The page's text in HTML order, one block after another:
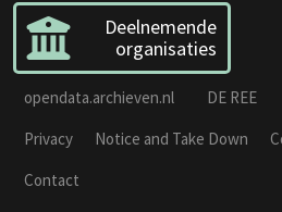
Deelnemende
organisaties
opendata.archieven.nl DE REE
Privacy
Notice and Take Down
Contact